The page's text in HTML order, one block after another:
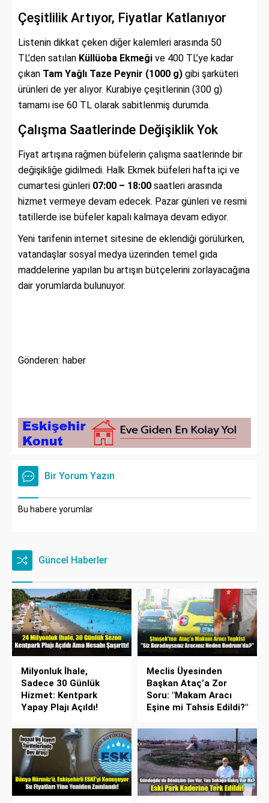
Çeşitlilik Artıyor, Fiyatlar Katlanıyor
Listenin dikkat çeken diğer kalemleri arasında 50
TL’den satılan Küllüoba Ekmeği ve 400 TL’ye kadar
çıkan Tam Yağlı Taze Peynir (1000 g) gibi şarküteri
ürünleri de yer alıyor. Kurabiye çeşitlerinin (300 g)
tamamı ise 60 TL olarak sabitlenmiş durumda.
Çalışma Saatlerinde Değişiklik Yok
Fiyat artışına rağmen büfelerin çalışma saatlerinde bir
değişikliğe gidilmedi. Halk Ekmek büfeleri hafta içi ve
cumartesi günleri 07:00 – 18:00 saatleri arasında
hizmet vermeye devam edecek. Pazar günleri ve resmi
tatillerde ise büfeler kapalı kalmaya devam ediyor.
Yeni tarifenin internet sitesine de eklendiği görülürken,
vatandaşlar sosyal medya üzerinden temel gıda
maddelerine yapılan bu artışın bütçelerini zorlayacağına
dair yorumlarda bulunuyor.
Gönderen: haber
Bir Yorum Yazın
Bu habere yorumlar
Güncel Haberler
Milyonluk İhale,
Sadece 30 Günlük
Hizmet: Kentpark
Yapay Plajı Açıldı!
Meclis Üyesinden
Başkan Ataç’a Zor
Soru: "Makam Aracı
Eşine mi Tahsis Edildi?"